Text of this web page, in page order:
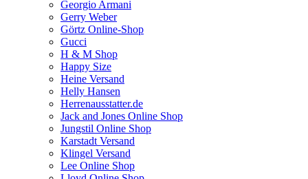
Georgio Armani
Gerry Weber
Görtz Online-Shop
Gucci
H & M Shop
Happy Size
Heine Versand
Helly Hansen
Herrenausstatter.de
Jack and Jones Online Shop
Jungstil Online Shop
Karstadt Versand
Klingel Versand
Lee Online Shop